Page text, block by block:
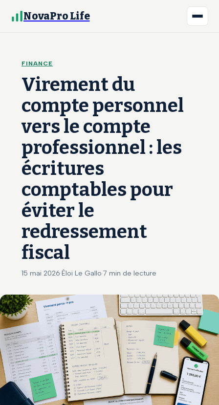
NovaPro Life
FINANCE
Virement du
compte personnel
vers le compte
professionnel : les
écritures
comptables pour
éviter le
redressement
fiscal
15 mai 2026·Éloi Le Gallo·7 min de lecture